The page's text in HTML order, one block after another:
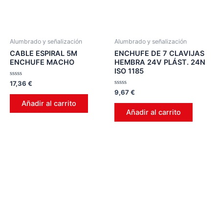
Alumbrado y señalización
CABLE ESPIRAL 5M
ENCHUFE MACHO
Valorado
en
0
17,36 €
Añadir al carrito
Alumbrado y señalización
ENCHUFE DE 7 CLAVIJAS
HEMBRA 24V PLÁST. 24N
ISO 1185
Valorado
en
0
9,67€
Añadir al carrito